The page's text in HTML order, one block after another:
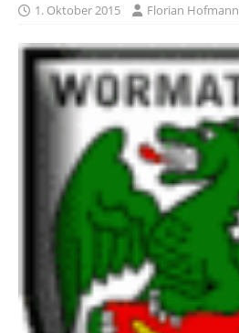
1. Oktober 2015 Florian Hofmann